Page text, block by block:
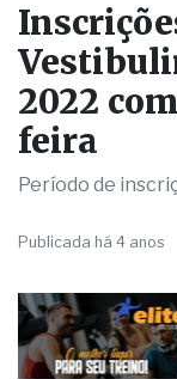
2022
feira
Período de
Publicada há 4 anos